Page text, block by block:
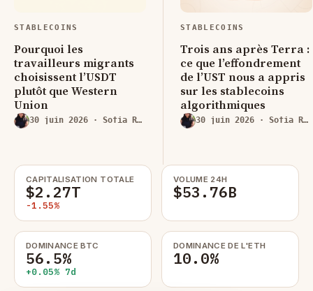
STABLECOINS
Pourquoi les
travailleurs migrants
choisissent l’USDT
plutôt que Western
Union
30 juin 2026 · Sofia Romero
STABLECOINS
Trois ans après Terra :
ce que l’effondrement
de l’UST nous a appris
sur les stablecoins
algorithmiques
30 juin 2026 · Sofia Romero
CAPITALISATION TOTALE
$2.27T
-1.55%
VOLUME 24H
$53.76B
DOMINANCE BTC
56.5%
+0.05% 7d
DOMINANCE DE L'ETH
10.0%